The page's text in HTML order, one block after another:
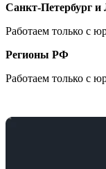
Санкт-Петербург и
Работаем только с
Регионы РФ
Работаем только с